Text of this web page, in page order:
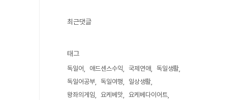
최근댓글
태그
독일어 애드센스수익 국제연애
독일생활
독일어공부
독일여행
일상생활
왕좌의게임
요케베맛
요케베다이어트